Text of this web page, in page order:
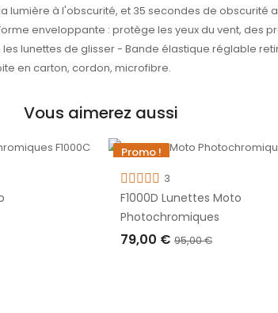
à l'obscurité, et 35 secondes de obscurité
enveloppante : protège les yeux du vent, des
lunettes de glisser - Bande élastique réglable
en carton, cordon, microfibre.
Vous aimerez aussi
Promo !
-16,00 €
Rupture de stock
3
F1000D Lunettes Moto
Photochromiques
79,00 € 95,00 €